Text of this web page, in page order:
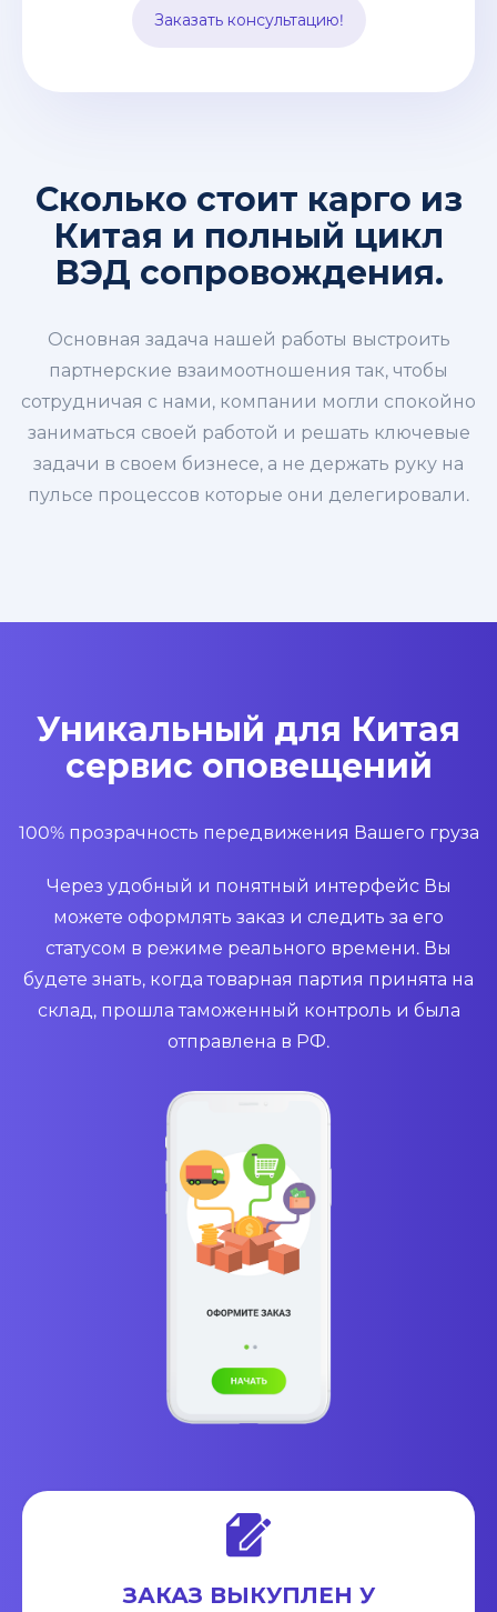
Заказать консультацию!
себя.
Сколько стоит карго из
Китая и полный цикл
ВЭД сопровождения.
Основная задача нашей работы выстроить
партнерские взаимоотношения так, чтобы
сотрудничая с нами, компании могли спокойно
заниматься своей работой и решать ключевые
задачи в своем бизнесе, а не держать руку на
пульсе процессов которые они делегировали.
Уникальный для Китая
сервис оповещений
100% прозрачность передвижения Вашего груза
Через удобный и понятный интерфейс Вы
можете оформлять заказ и следить за его
статусом в режиме реального времени. Вы
будете знать, когда товарная партия принята на
склад, прошла таможенный контроль и была
отправлена в РФ.
ЗАКАЗ ВЫКУПЛЕН У